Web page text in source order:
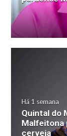
Há 1 semana
Quintal do
Malfeitona
cerveja